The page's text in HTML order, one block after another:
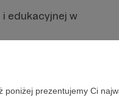
poniżej prezentujemy Ci
i edukacyjnej w
takich jak